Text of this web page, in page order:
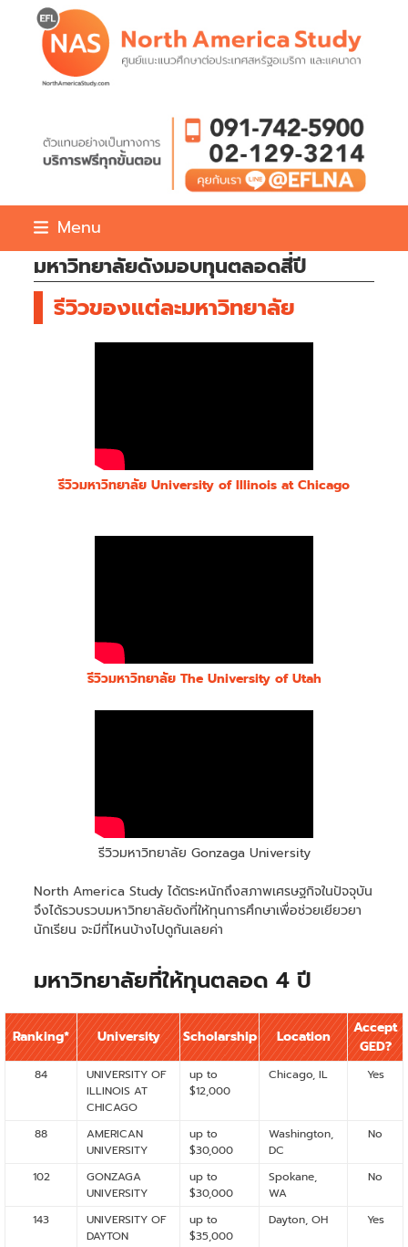
content
Menu
มหาวิทยาลัยดังมอบทุนตลอดสี่ปี
รีวิวของแต่ละมหาวิทยาลัย
รีวิวมหาวิทยาลัย University of Illinois at Chicago
รีวิวมหาวิทยาลัย The University of Utah
รีวิวมหาวิทยาลัย Gonzaga University
North America Study ได้ตระหนักถึงสภาพเศรษฐกิจในปัจจุบัน
จึงได้รวบรวบมหาวิทยาลัยดังที่ให้ทุนการศึกษาเพื่อช่วยเยียวยา
นักเรียน จะมีที่ไหนบ้างไปดูกันเลยค่า
มหาวิทยาลัยที่ให้ทุนตลอด 4 ปี
Ranking* University Scholarship Location
Accept
GED?
84
UNIVERSITY OF
ILLINOIS AT
CHICAGO
up to
$12,000
Chicago, IL Yes
88
AMERICAN
UNIVERSITY
up to
$30,000
Washington,
DC
No
102
GONZAGA
UNIVERSITY
up to
$30,000
Spokane,
WA
No
143
UNIVERSITY OF
DAYTON
up to
$35,000
Dayton, OH Yes